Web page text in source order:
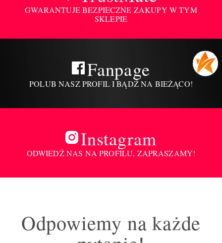
GWARANTUJE BEZPIECZNE ZAKUPY W TYM
SKLEPIE
Fanpage
POLUB NASZ PROFIL I BĄDŹ NA BIEŻĄCO!
Instagram
ODWIEDŹ NAS NA PROFILU, ZAPRASZAMY!
Odpowiemy na każde